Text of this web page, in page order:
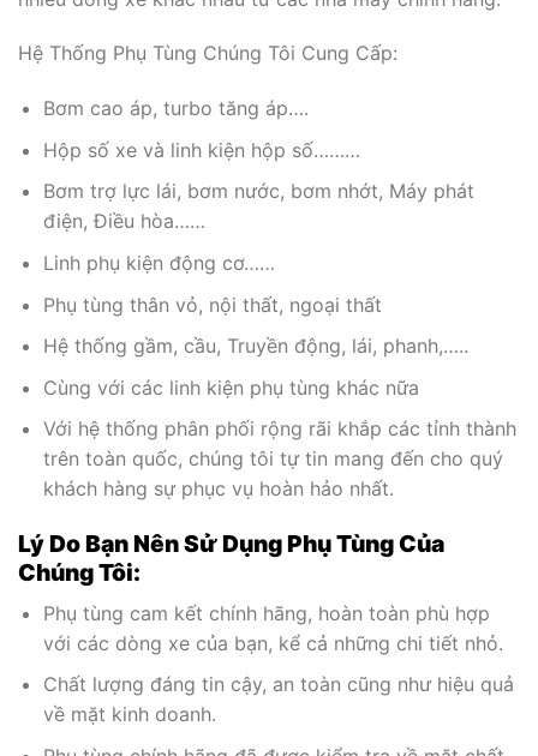
Hệ Thống Phụ Tùng Chúng Tôi Cung Cấp:
Bơm cao áp, turbo tăng áp….
Hộp số xe và linh kiện hộp số………
Bơm trợ lực lái, bơm nước, bơm nhớt, Máy phát
điện, Điều hòa……
Linh phụ kiện động cơ……
Phụ tùng thân vỏ, nội thất, ngoại thất
Hệ thống gầm, cầu, Truyền động, lái, phanh,…..
Cùng với các linh kiện phụ tùng khác nữa
Với hệ thống phân phối rộng rãi khắp các tỉnh thành
trên toàn quốc, chúng tôi tự tin mang đến cho quý
khách hàng sự phục vụ hoàn hảo nhất.
Lý Do Bạn Nên Sử Dụng Phụ Tùng Của
Chúng Tôi:
Phụ tùng cam kết chính hãng, hoàn toàn phù hợp
với các dòng xe của bạn, kể cả những chi tiết nhỏ.
Chất lượng đáng tin cậy, an toàn cũng như hiệu quả
về mặt kinh doanh.